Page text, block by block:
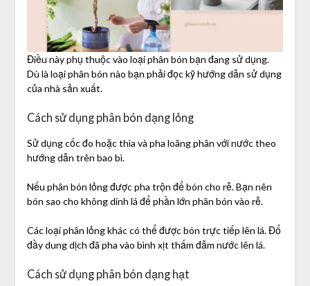
Điều này phụ thuộc vào loại phân bón bạn đang sử dụng.
Dù là loại phân bón nào bạn phải đọc kỹ hướng dẫn sử dụng
của nhà sản xuất.
Cách sử dụng phân bón dạng lỏng
Sử dụng cốc đo hoặc thìa và pha loãng phân với nước theo
hướng dẫn trên bao bì.
Nếu phân bón lỏng được pha trộn để bón cho rễ. Bạn nên
bón sao cho không dính lá để phần lớn phân bón vào rễ.
Các loại phân lỏng khác có thể được bón trực tiếp lên lá. Đổ
đầy dung dịch đã pha vào bình xịt thấm đẫm nước lên lá.
Cách sử dụng phân bón dạng hạt